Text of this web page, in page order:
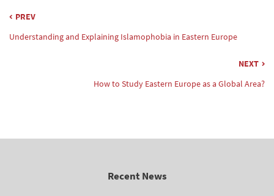
PREV
Understanding and Explaining Islamophobia in Eastern Europe
NEXT
How to Study Eastern Europe as a Global Area?
Recent News